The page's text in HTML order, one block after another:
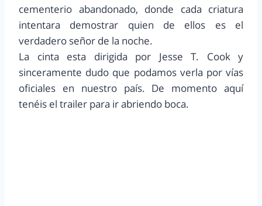
cementerio abandonado, donde cada criatura
intentara demostrar quien de ellos es el
verdadero señor de la noche.
La cinta esta dirigida por Jesse T. Cook y
sinceramente dudo que podamos verla por vías
oficiales en nuestro país. De momento aquí
tenéis el trailer para ir abriendo boca.